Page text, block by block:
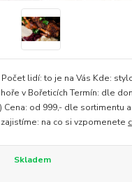
Počet lidí: to je na Vás Kde:
v Bořeticích Termín: dle
Cena: od 999,- dle sortimentu
na co si vzpomenete
Skladem